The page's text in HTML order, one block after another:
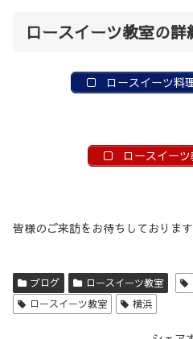
ロースイーツ教室の詳
ロースイーツ料
ロースイー
皆様のご来訪をお待ちしております
ブログ ロースイーツ教室
ロースイーツ教室
横浜